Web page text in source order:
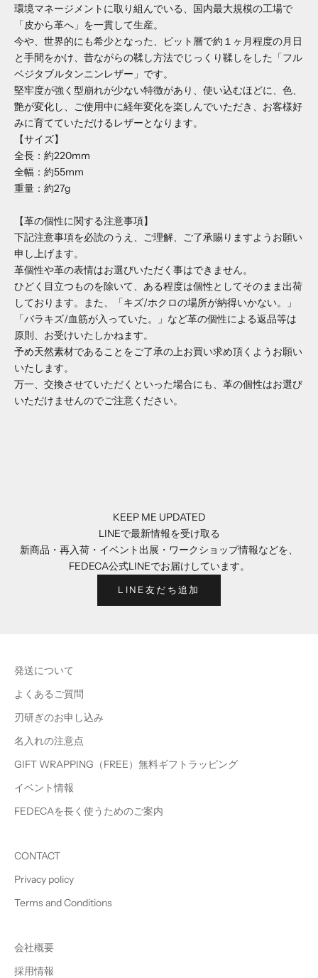
環境マネージメントに取り組んでいる、国内最大規模の工場で
「皮から革へ」を一貫して生産。
今や、世界的にも希少となった、ピット層で約１ヶ月程度の月日
と手間をかけ、昔ながらの鞣し方法でじっくり鞣しをした「フル
ベジタブルタンニンレザー」です。
堅牢度が強く型崩れが少ない特徴があり、使い込むほどに、色、
艶が変化し、ご使用中に経年変化を楽しんでいただき、お客様好
みに育てていただけるレザーとなります。
【サイズ】
全長：約220mm
全幅：約55mm
重量：約27g
【革の個性に関する注意事項】
下記注意事項を必読のうえ、ご理解、ご了承賜りますようお願い
申し上げます。
革個性や革の表情はお選びいただく事はできません。
ひどく目立つものを除いて、ある程度は個性としてそのまま出荷
しております。また、「キズ/ホクロの場所が納得いかない。」
「バラキズ/血筋が入っていた。」など革の個性による返品等は
原則、お受けいたしかねます。
予め天然素材であることをご了承の上お買い求め頂くようお願い
いたします。
万一、交換させていただくといった場合にも、革の個性はお選び
いただけませんのでご注意ください。
KEEP ME UPDATED
LINEで最新情報を受け取る
新商品・再入荷・イベント出展・ワークショップ情報などを、
FEDECA公式LINEでお届けしています。
LINE友だち追加
発送について
よくあるご質問
刃研ぎのお申し込み
名入れの注意点
GIFT WRAPPING（FREE）無料ギフトラッピング
イベント情報
FEDECAを長く使うためのご案内
CONTACT
Privacy policy
Terms and Conditions
会社概要
採用情報